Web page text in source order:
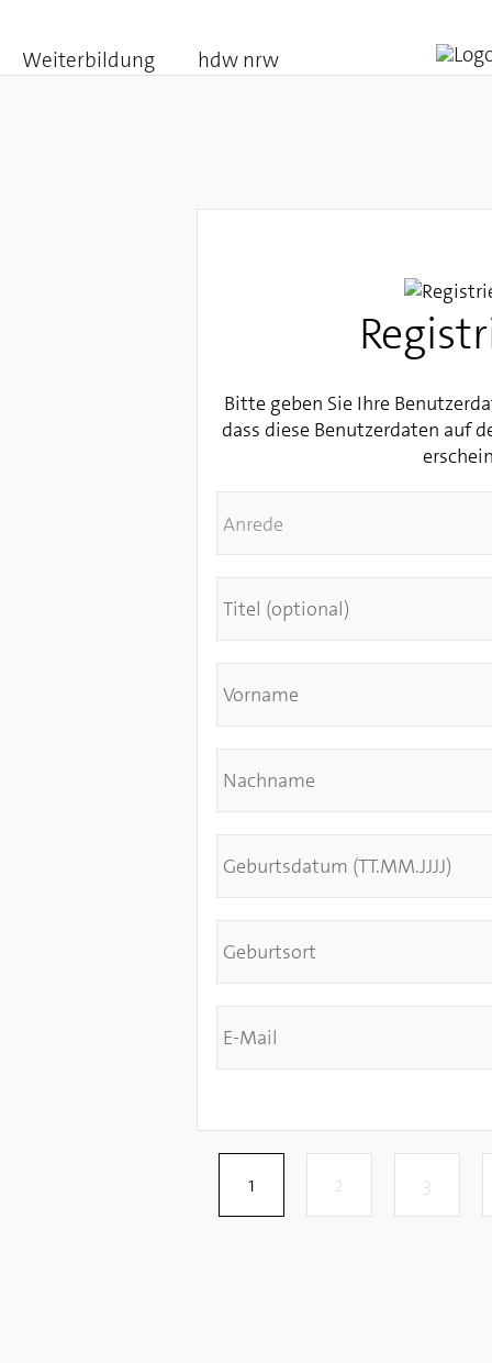
Weiterbildung hdw nrw
Bitte geben Sie Ihre
dass diese Benutzerdaten auf